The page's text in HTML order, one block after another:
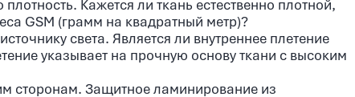
Кажется ли ткань естественно плотной,
GSM (грамм на квадратный метр)?
света. Является ли внутреннее плетение
указывает на прочную основу ткани с высоким
сторонам. Защитное ламинирование из